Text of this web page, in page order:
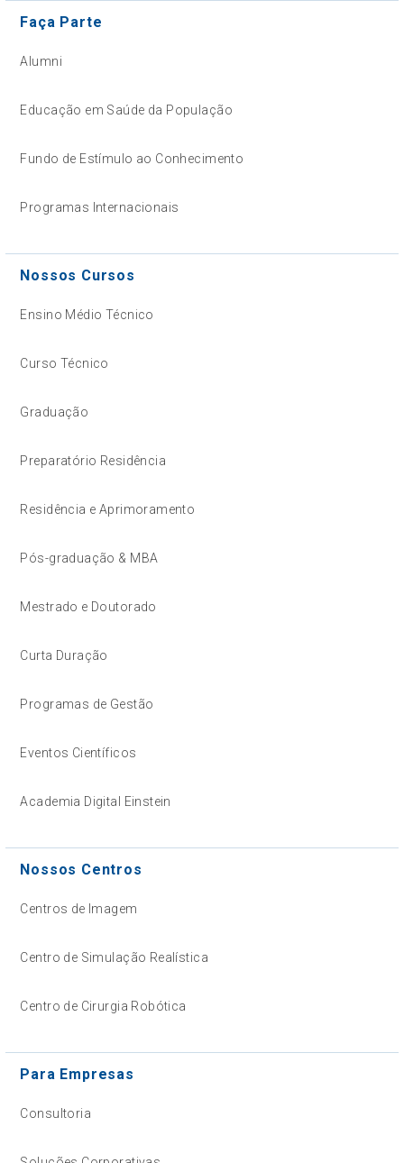
Faça Parte
Alumni
Educação em Saúde da População
Fundo de Estímulo ao Conhecimento
Programas Internacionais
Nossos Cursos
Ensino Médio Técnico
Curso Técnico
Graduação
Preparatório Residência
Residência e Aprimoramento
Pós-graduação & MBA
Mestrado e Doutorado
Curta Duração
Programas de Gestão
Eventos Científicos
Academia Digital Einstein
Nossos Centros
Centros de Imagem
Centro de Simulação Realística
Centro de Cirurgia Robótica
Para Empresas
Consultoria